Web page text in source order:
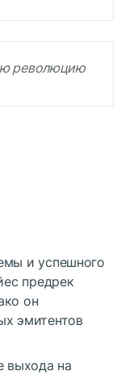
революцию
и успешного
предрек
он
эмитентов
выхода на